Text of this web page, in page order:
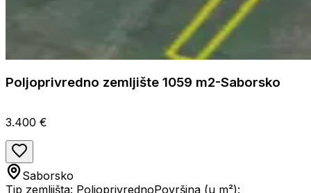
Poljoprivredno zemljište 1059 m2-Saborsko
3.400 €
Saborsko
Tip zemljišta: PoljoprivrednoPovršina (u m²):